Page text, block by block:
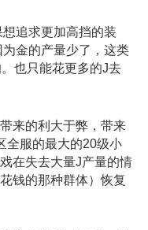
追求更加高挡的装
金的产量少了，这类
也只能花更多的J去
来的利大于弊，带来
全服的最大的20级小
在失去大量J产量的情
钱的那种群体）恢复